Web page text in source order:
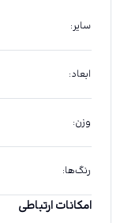
سایر:
ابعاد:
وزن:
رنگ‌ها:
امکانات ارتباطی